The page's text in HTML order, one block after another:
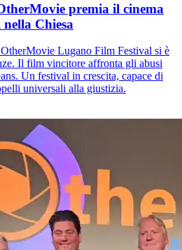
premia il cinema
Chiesa
Lugano Film Festival si è
Il film vincitore affronta gli abusi
Un festival in crescita, capace di
universali alla giustizia.